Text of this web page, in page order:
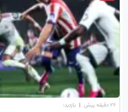
۲۶ دقیقه پیش | بازدید: